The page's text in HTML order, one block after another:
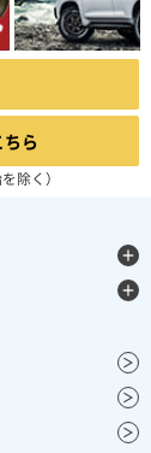
ら
除く）